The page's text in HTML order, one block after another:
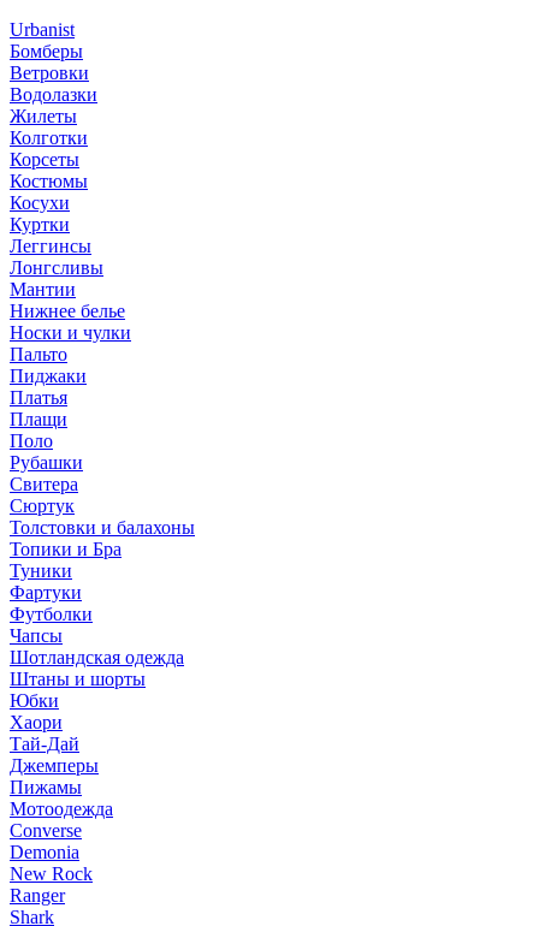
Urbanist
Бомберы
Ветровки
Водолазки
Жилеты
Колготки
Корсеты
Костюмы
Косухи
Куртки
Леггинсы
Лонгсливы
Мантии
Нижнее белье
Носки и чулки
Пальто
Пиджаки
Платья
Плащи
Поло
Рубашки
Свитера
Сюртук
Толстовки и балахоны
Топики и Бра
Туники
Фартуки
Футболки
Чапсы
Шотландская одежда
Штаны и шорты
Юбки
Хаори
Тай-Дай
Джемперы
Пижамы
Мотоодежда
Converse
Demonia
New Rock
Ranger
Shark